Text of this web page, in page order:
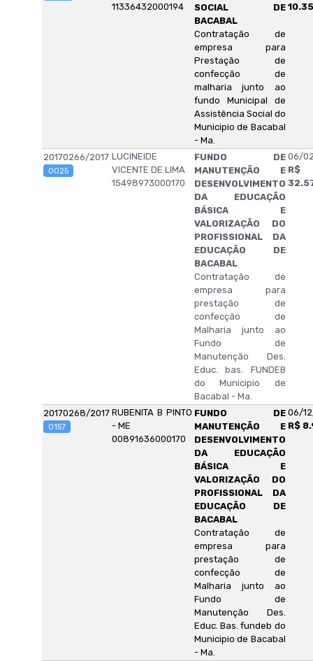
11336432000194
SOCIAL DE
BACABAL
Contratação de
empresa para
Prestação de
confecção de
malharia junto ao
fundo Municipal de
Assistência Social do
Municipio de Bacabal
- Ma.
20170266/2017
0025
LUCINEIDE
VICENTE DE LIMA
15498973000170
FUNDO DE
MANUTENÇÃO E
DESENVOLVIMENTO
DA EDUCAÇÃO
BÁSICA E
VALORIZAÇÃO DO
PROFISSIONAL DA
EDUCAÇÃO DE
BACABAL
Contratação de
empresa para
prestação de
confecção de
Malharia junto ao
Fundo de
Manutenção Des.
Educ. bas. FUNDEB
do Municipio de
Bacabal - Ma.
06/
R$
20170268/2017
0157
RUBENITA B PINTO
- ME
00891636000170
FUNDO DE
MANUTENÇÃO E
DESENVOLVIMENTO
DA EDUCAÇÃO
BÁSICA E
VALORIZAÇÃO DO
PROFISSIONAL DA
EDUCAÇÃO DE
BACABAL
Contratação de
empresa para
prestação de
confecção de
Malharia junto ao
Fundo de
Manutenção Des.
Educ. Bas. fundeb do
Municipio de Bacabal
- Ma.
06/
R$